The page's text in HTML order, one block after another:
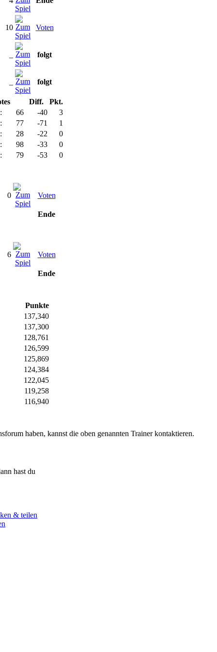
10 Voten
folgt
folgt
Diff.
Pkt.
: 66 -40
3
: 77 -71
1
: 28 -22
0
: 98 -33
0
: 79 -53 0
0 Voten
Ende
6 Voten
Ende
Punkte
137,340
137,300
128,761
126,599
125,869
124,384
122,045
119,258
116,940
haben, kannst die oben genannten Trainer kontaktieren.
hast du
& teilen